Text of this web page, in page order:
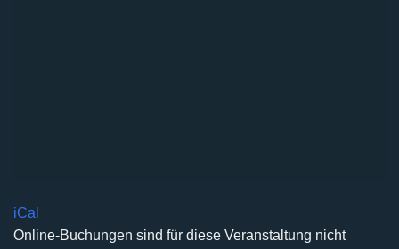
iCal
Online-Buchungen sind für diese Veranstaltung nicht